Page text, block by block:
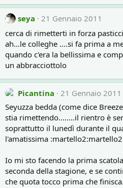
seya
21 Gennaio 2011
cerca di rimetterti in forza
ah...le colleghe ....si fa prima a
quando c'era la bellissima e
un abbracciottolo
Picantina
21 Gennaio 2011
Seyuzza bedda (come dice
stia rimettendo........il rientro è
soprattutto il lunedì durante il
l'amatissima
Io mi sto facendo la prima
seconda della stagione, e se
che quota tocco prima che finisca.